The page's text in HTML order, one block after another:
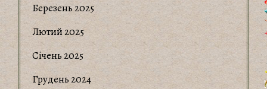
Березень 2025
Лютий 2025
Січень 2025
Грудень 2024